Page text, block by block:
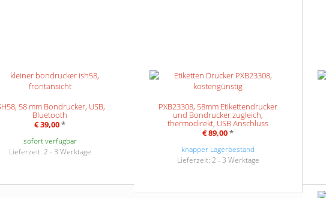
58 mm Bondrucker, USB,
Bluetooth
€ 39,00*
sofort verfügbar
Lieferzeit: 2 - 3 Werktage
PXB23308, 58mm Etikettendrucker
und Bondrucker zugleich,
thermodirekt, USB Anschluss
€ 89,00*
knapper Lagerbestand
Lieferzeit: 2 - 3 Werktage